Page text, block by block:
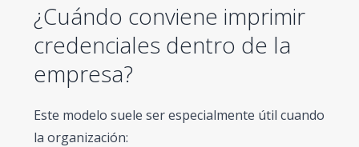
¿Cuándo conviene imprimir
credenciales dentro de la
empresa?
Este modelo suele ser especialmente útil cuando
la organización: